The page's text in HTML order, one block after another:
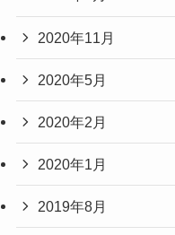
2020年11月
2020年5月
2020年2月
2020年1月
2019年8月